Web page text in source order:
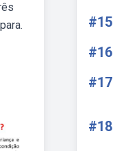
#15
#16
#17
#18